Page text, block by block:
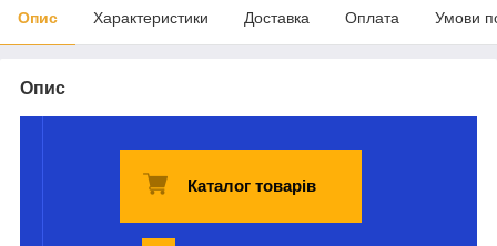
Опис Характеристики Доставка Оплата Умови
Опис
Каталог товарів